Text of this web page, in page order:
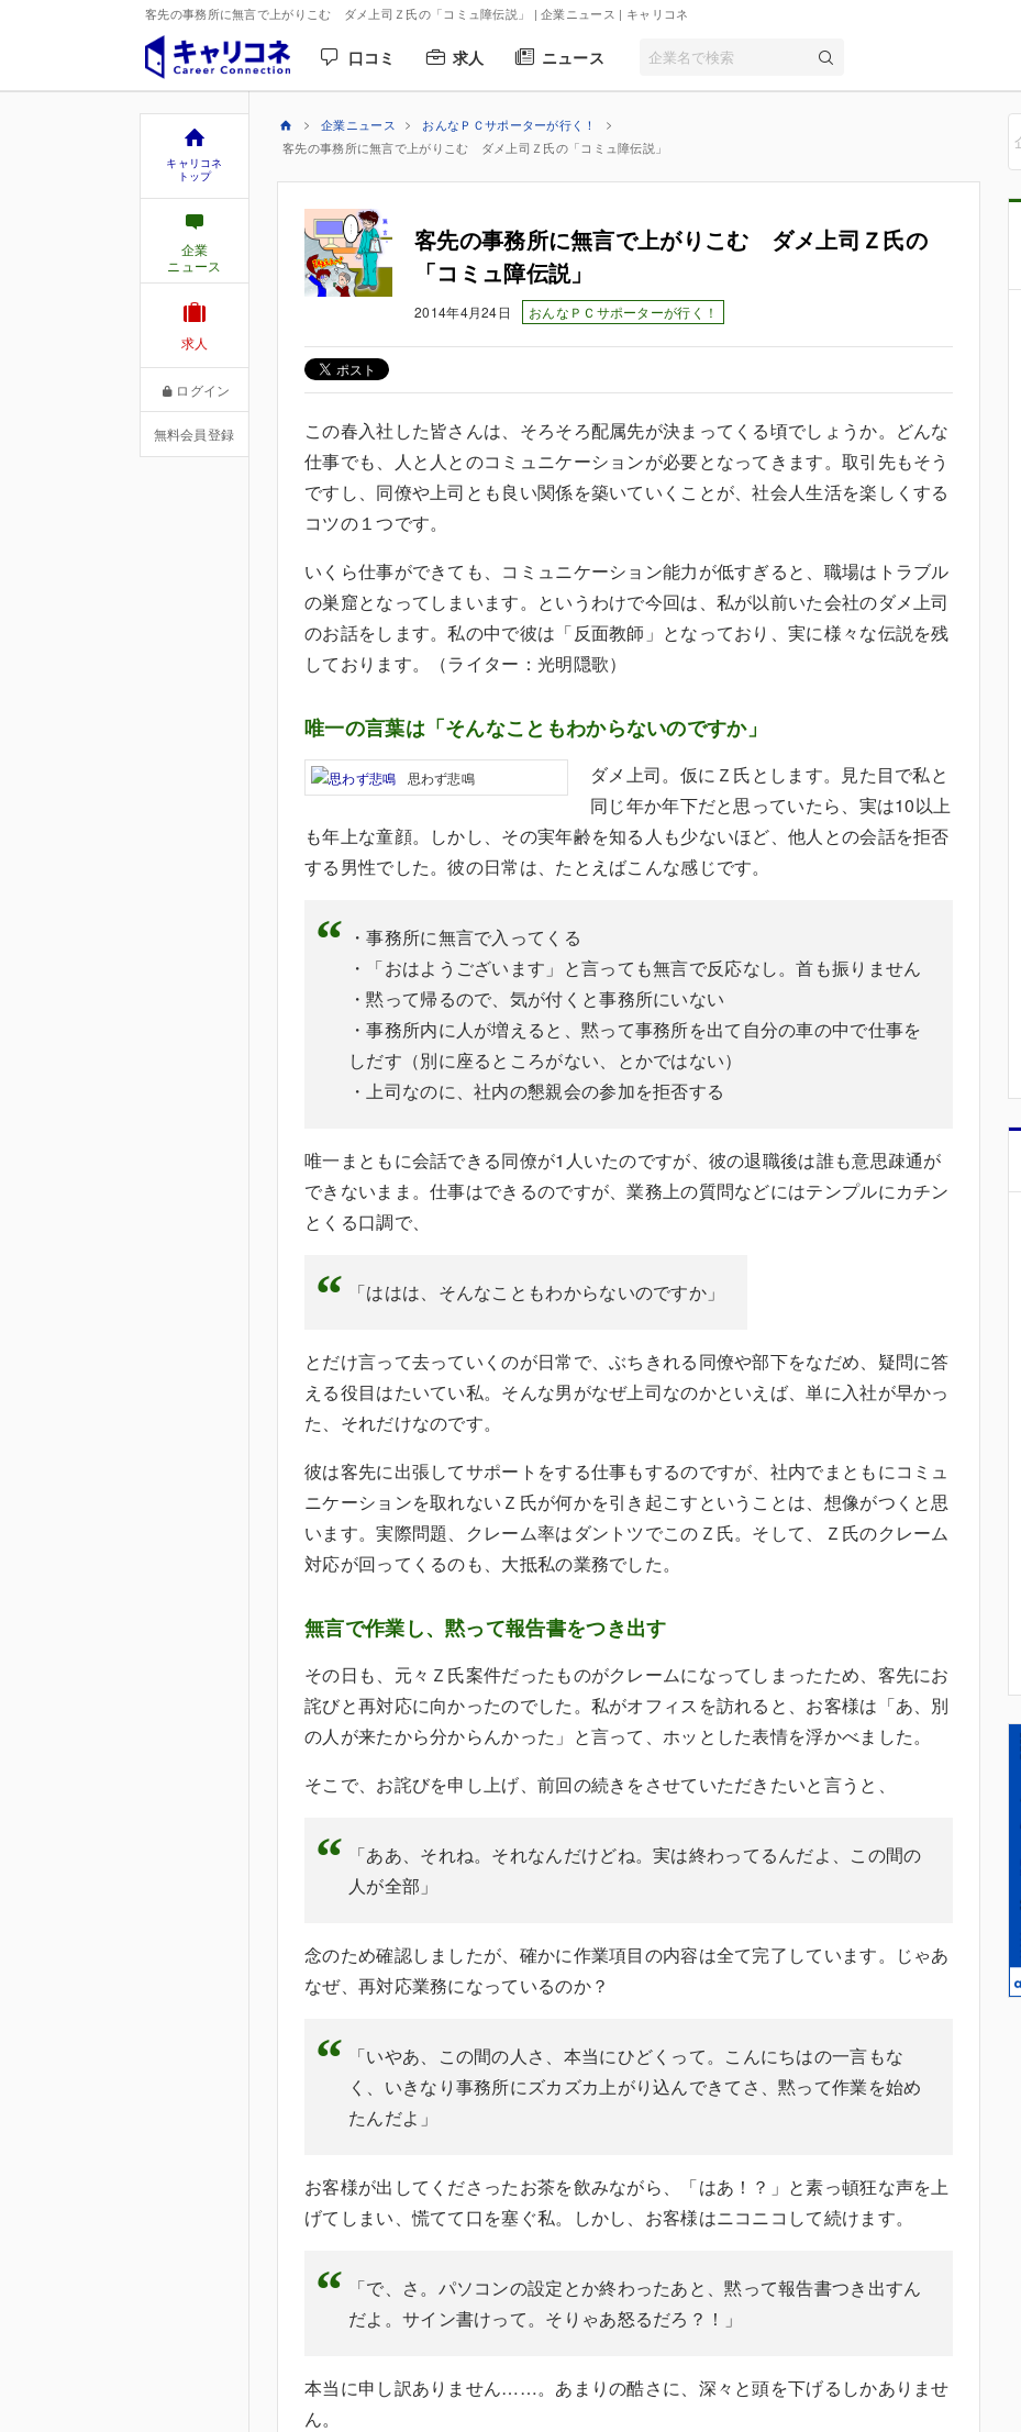
客先の事務所に無言で上がりこむ ダメ上司Ｚ氏の「コミュ障伝説」 | 企業ニュース | キャリコネ
口コミ 求人 ニュース
キャリコネ
トップ
企業
ニュース
求人
ログイン
無料会員登録
企業ニュース
おんなＰＣサポーターが行く！
客先の事務所に無言で上がりこむ ダメ上司Ｚ氏の「コミュ障伝説」
客先の事務所に無言で上がりこむ ダメ上司Ｚ氏の
「コミュ障伝説」
2014年4月24日 おんなＰＣサポーターが行く！
この春入社した皆さんは、そろそろ配属先が決まってくる頃でしょうか。どんな
仕事でも、人と人とのコミュニケーションが必要となってきます。取引先もそう
ですし、同僚や上司とも良い関係を築いていくことが、社会人生活を楽しくする
コツの１つです。
いくら仕事ができても、コミュニケーション能力が低すぎると、職場はトラブル
の巣窟となってしまいます。というわけで今回は、私が以前いた会社のダメ上司
のお話をします。私の中で彼は「反面教師」となっており、実に様々な伝説を残
しております。（ライター：光明隠歌）
唯一の言葉は「そんなこともわからないのですか」
思わず悲鳴
ダメ上司。仮にＺ氏とします。見た目で私と
同じ年か年下だと思っていたら、実は10以上
も年上な童顔。しかし、その実年齢を知る人も少ないほど、他人との会話を拒否
する男性でした。彼の日常は、たとえばこんな感じです。
・事務所に無言で入ってくる
・「おはようございます」と言っても無言で反応なし。首も振りません
・黙って帰るので、気が付くと事務所にいない
・事務所内に人が増えると、黙って事務所を出て自分の車の中で仕事を
しだす（別に座るところがない、とかではない）
・上司なのに、社内の懇親会の参加を拒否する
唯一まともに会話できる同僚が1人いたのですが、彼の退職後は誰も意思疎通が
できないまま。仕事はできるのですが、業務上の質問などにはテンプルにカチン
とくる口調で、
「ははは、そんなこともわからないのですか」
とだけ言って去っていくのが日常で、ぶちきれる同僚や部下をなだめ、疑問に答
える役目はたいてい私。そんな男がなぜ上司なのかといえば、単に入社が早かっ
た、それだけなのです。
彼は客先に出張してサポートをする仕事もするのですが、社内でまともにコミュ
ニケーションを取れないＺ氏が何かを引き起こすということは、想像がつくと思
います。実際問題、クレーム率はダントツでこのＺ氏。そして、Ｚ氏のクレーム
対応が回ってくるのも、大抵私の業務でした。
無言で作業し、黙って報告書をつき出す
その日も、元々Ｚ氏案件だったものがクレームになってしまったため、客先にお
詫びと再対応に向かったのでした。私がオフィスを訪れると、お客様は「あ、別
の人が来たから分からんかった」と言って、ホッとした表情を浮かべました。
そこで、お詫びを申し上げ、前回の続きをさせていただきたいと言うと、
「ああ、それね。それなんだけどね。実は終わってるんだよ、この間の
人が全部」
念のため確認しましたが、確かに作業項目の内容は全て完了しています。じゃあ
なぜ、再対応業務になっているのか？
「いやあ、この間の人さ、本当にひどくって。こんにちはの一言もな
く、いきなり事務所にズカズカ上がり込んできてさ、黙って作業を始め
たんだよ」
お客様が出してくださったお茶を飲みながら、「はあ！？」と素っ頓狂な声を上
げてしまい、慌てて口を塞ぐ私。しかし、お客様はニコニコして続けます。
「で、さ。パソコンの設定とか終わったあと、黙って報告書つき出すん
だよ。サイン書けって。そりゃあ怒るだろ？！」
本当に申し訳ありません……。あまりの酷さに、深々と頭を下げるしかありませ
ん。